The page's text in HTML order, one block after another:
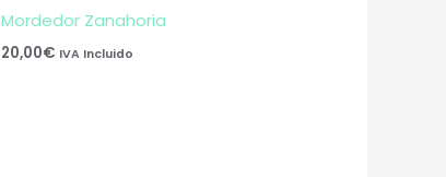
Mordedor Zanahoria
20,00€ IVA Incluido